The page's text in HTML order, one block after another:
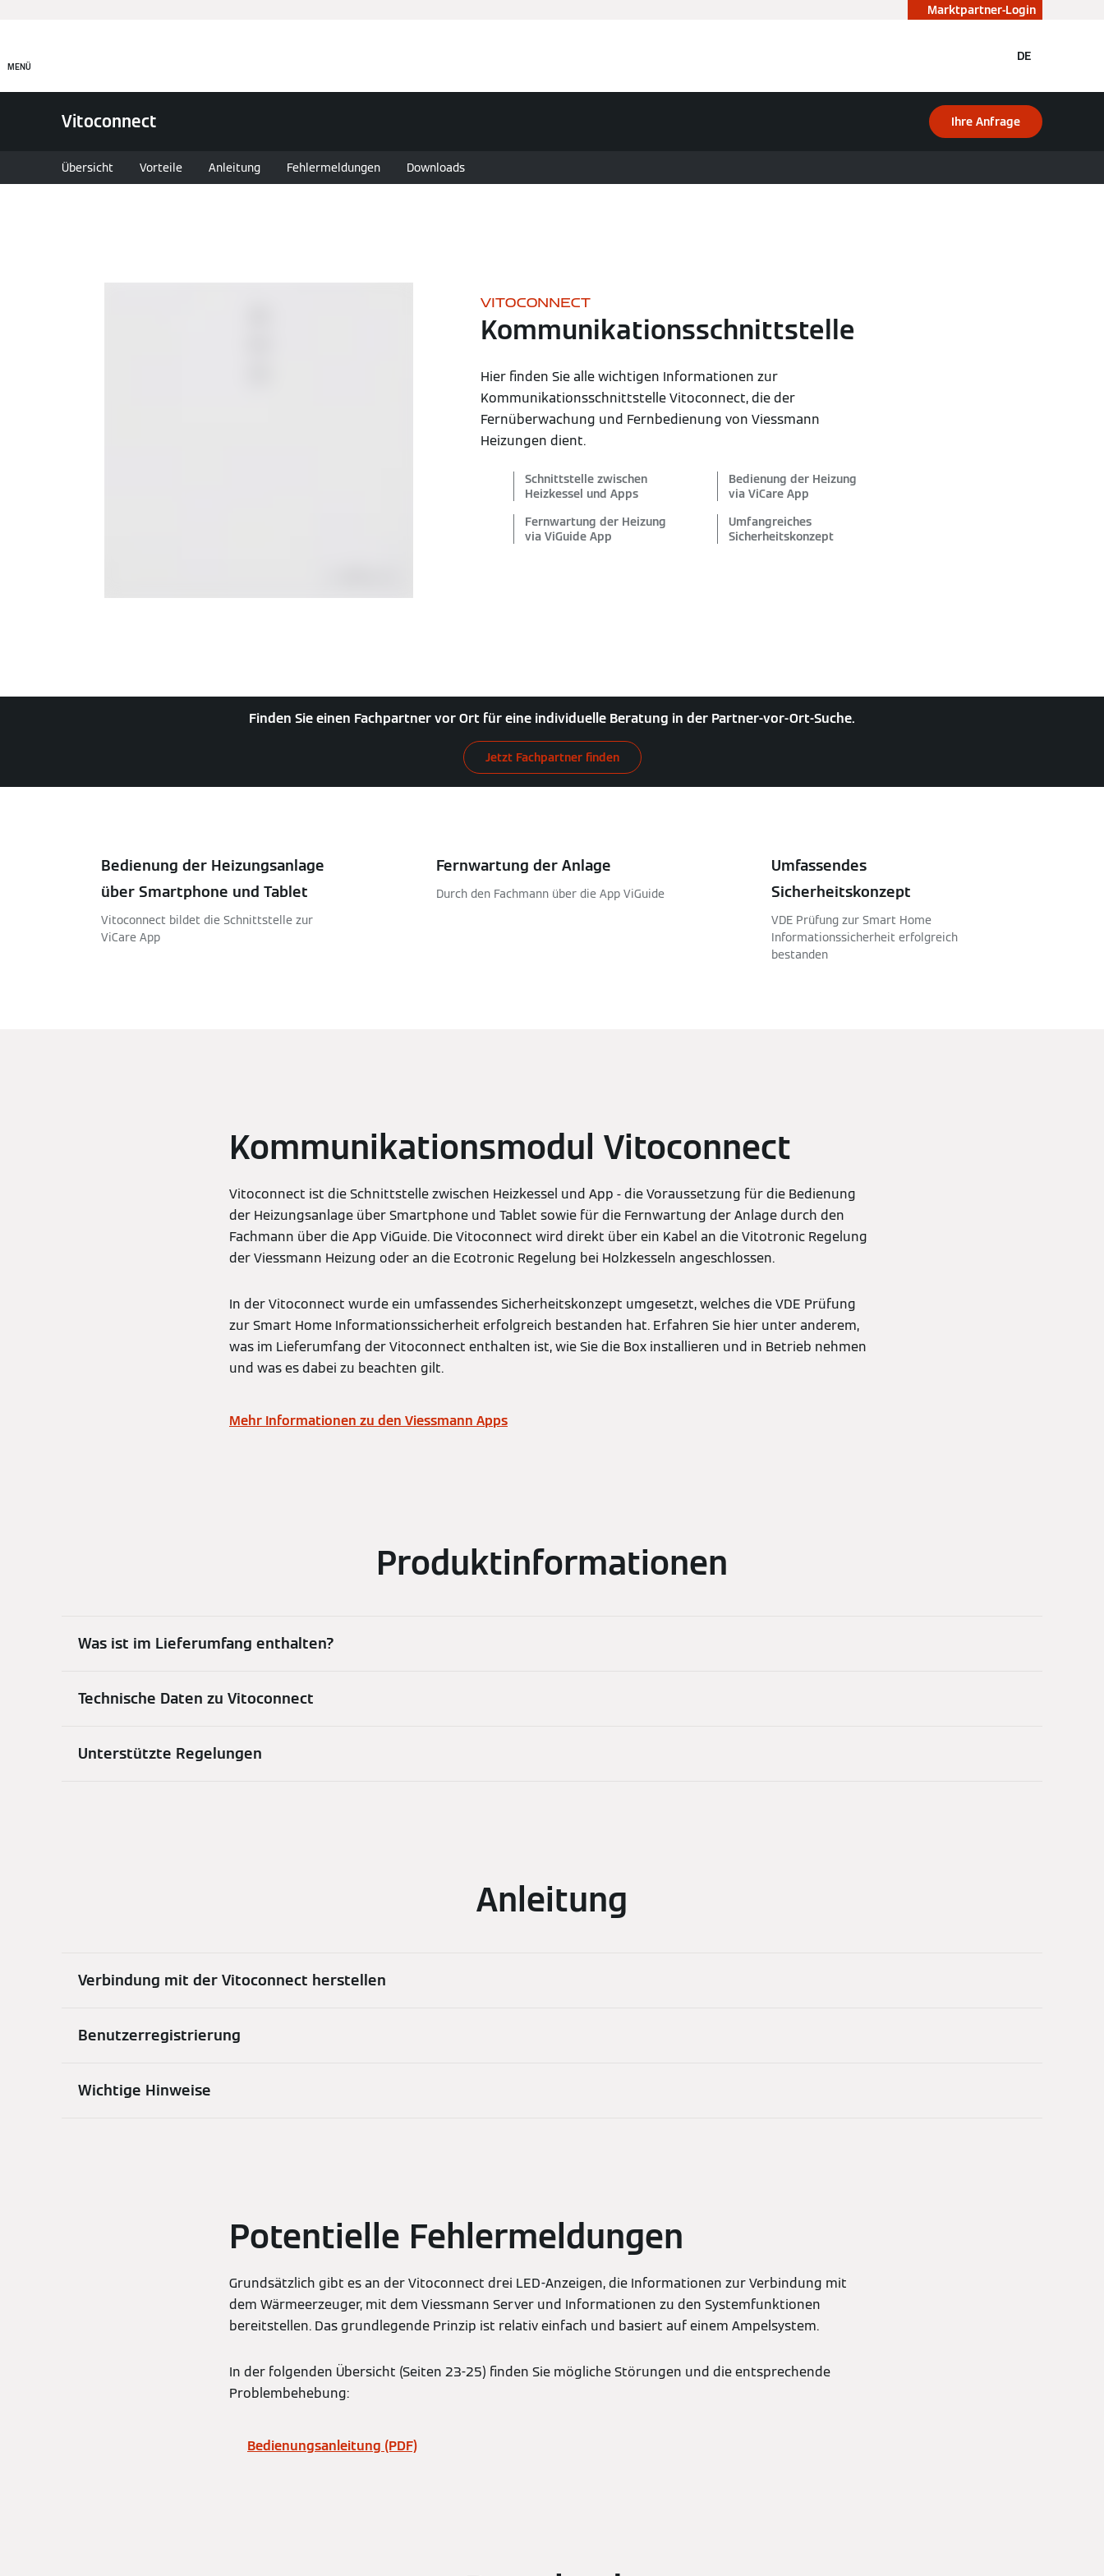
Marktpartner-Login
MENÜ
DE
Vitoconnect Ihre Anfrage
Übersicht Vorteile Anleitung Fehlermeldungen Downloads
VITOCONNECT
Kommunikationsschnittstelle
Hier finden Sie alle wichtigen Informationen zur
Kommunikationsschnittstelle Vitoconnect, die der
Fernüberwachung und Fernbedienung von Viessmann
Heizungen dient.
Schnittstelle zwischen
Heizkessel und Apps
Bedienung der Heizung
via ViCare App
Fernwartung der Heizung
via ViGuide App
Umfangreiches
Sicherheitskonzept
Finden Sie einen Fachpartner vor Ort für eine individuelle Beratung in der Partner-vor-Ort-Suche.
Jetzt Fachpartner finden
Bedienung der Heizungsanlage
über Smartphone und Tablet
Vitoconnect bildet die Schnittstelle zur
ViCare App
Fernwartung der Anlage
Durch den Fachmann über die App ViGuide
Umfassendes
Sicherheitskonzept
VDE Prüfung zur Smart Home
Informationssicherheit erfolgreich
bestanden
Kommunikationsmodul Vitoconnect
Vitoconnect ist die Schnittstelle zwischen Heizkessel und App - die Voraussetzung für die Bedienung
der Heizungsanlage über Smartphone und Tablet sowie für die Fernwartung der Anlage durch den
Fachmann über die App ViGuide. Die Vitoconnect wird direkt über ein Kabel an die Vitotronic Regelung
der Viessmann Heizung oder an die Ecotronic Regelung bei Holzkesseln angeschlossen.
In der Vitoconnect wurde ein umfassendes Sicherheitskonzept umgesetzt, welches die VDE Prüfung
zur Smart Home Informationssicherheit erfolgreich bestanden hat. Erfahren Sie hier unter anderem,
was im Lieferumfang der Vitoconnect enthalten ist, wie Sie die Box installieren und in Betrieb nehmen
und was es dabei zu beachten gilt.
Mehr Informationen zu den Viessmann Apps
Produktinformationen
Was ist im Lieferumfang enthalten?
Technische Daten zu Vitoconnect
Unterstützte Regelungen
Anleitung
Verbindung mit der Vitoconnect herstellen
Benutzerregistrierung
Wichtige Hinweise
Potentielle Fehlermeldungen
Grundsätzlich gibt es an der Vitoconnect drei LED-Anzeigen, die Informationen zur Verbindung mit
dem Wärmeerzeuger, mit dem Viessmann Server und Informationen zu den Systemfunktionen
bereitstellen. Das grundlegende Prinzip ist relativ einfach und basiert auf einem Ampelsystem.
In der folgenden Übersicht (Seiten 23-25) finden Sie mögliche Störungen und die entsprechende
Problembehebung:
Bedienungsanleitung (PDF)